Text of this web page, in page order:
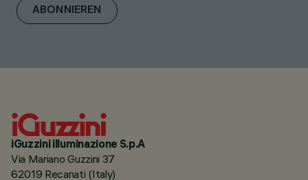
ABONNIEREN
iGuzzini illuminazione S.p.A
Via Mariano Guzzini 37
62019 Recanati (Italy)